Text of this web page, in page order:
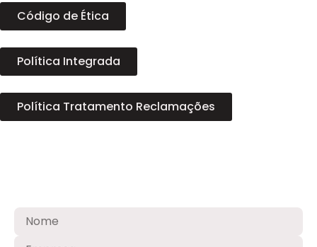
Código de Ética
Política Integrada
Política Tratamento Reclamações